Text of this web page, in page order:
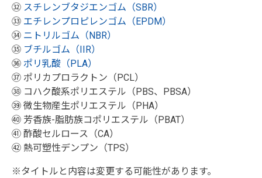
㉜ スチレンブタジエンゴム（SBR）
㉝ エチレンプロピレンゴム（EPDM）
㉞ ニトリルゴム（NBR）
㉟ ブチルゴム（IIR）
㊱ ポリ乳酸（PLA）
㊲ ポリカプロラクトン（PCL）
㊳ コハク酸系ポリエステル（PBS、PBSA）
㊴ 微生物産生ポリエステル（PHA）
㊵ 芳香族-脂肪族コポリエステル（PBAT）
㊶ 酢酸セルロース（CA）
㊷ 熱可塑性デンプン（TPS）
※タイトルと内容は変更する可能性があります。